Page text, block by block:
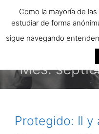
Mes:
Protegido: Il y
Como la mayoría de
estudiar de forma
sigue navegando